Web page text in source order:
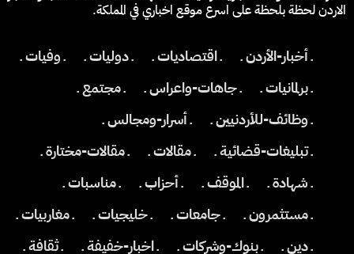
الاردن لحظة بلحظة على اسرع موقع اخباري في المملكة.
ـ أخبار-الأردن ـ ـ اقتصاديات ـ ـ دوليات ـ
ـ وفيات ـ
ـ برلمانيات ـ
ـ جاهات-واعراس ـ
ـ مجتمع ـ
ـ وظائف-للأردنيين ـ
ـ أسرار-ومجالس ـ
ـ تبليغات-قضائية ـ
ـ مقالات ـ
ـ مقالات-مختارة ـ
ـ شهادة ـ
ـ الموقف ـ ـ أحزاب ـ
ـ مناسبات ـ
ـ مستثمرون ـ
ـ جامعات ـ ـ خليجيات ـ
ـ مغاربيات ـ
ـ دين ـ
ـ بنوك-وشركات ـ ـ اخبار-خفيفة ـ ـ ثقافة ـ